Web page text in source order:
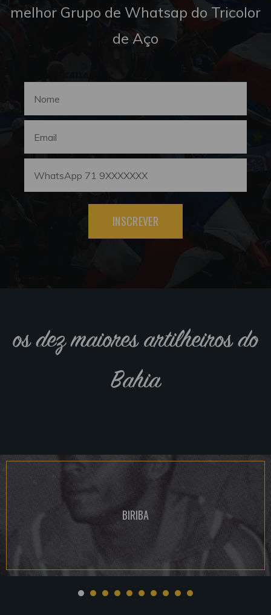
melhor Grupo de Whatsap do Tricolor
de Aço
INSCREVER
os dez maiores artilheiros do
Bahia
BIRIBA